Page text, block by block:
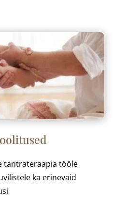
tantrateraapia tööle
ka erinevaid